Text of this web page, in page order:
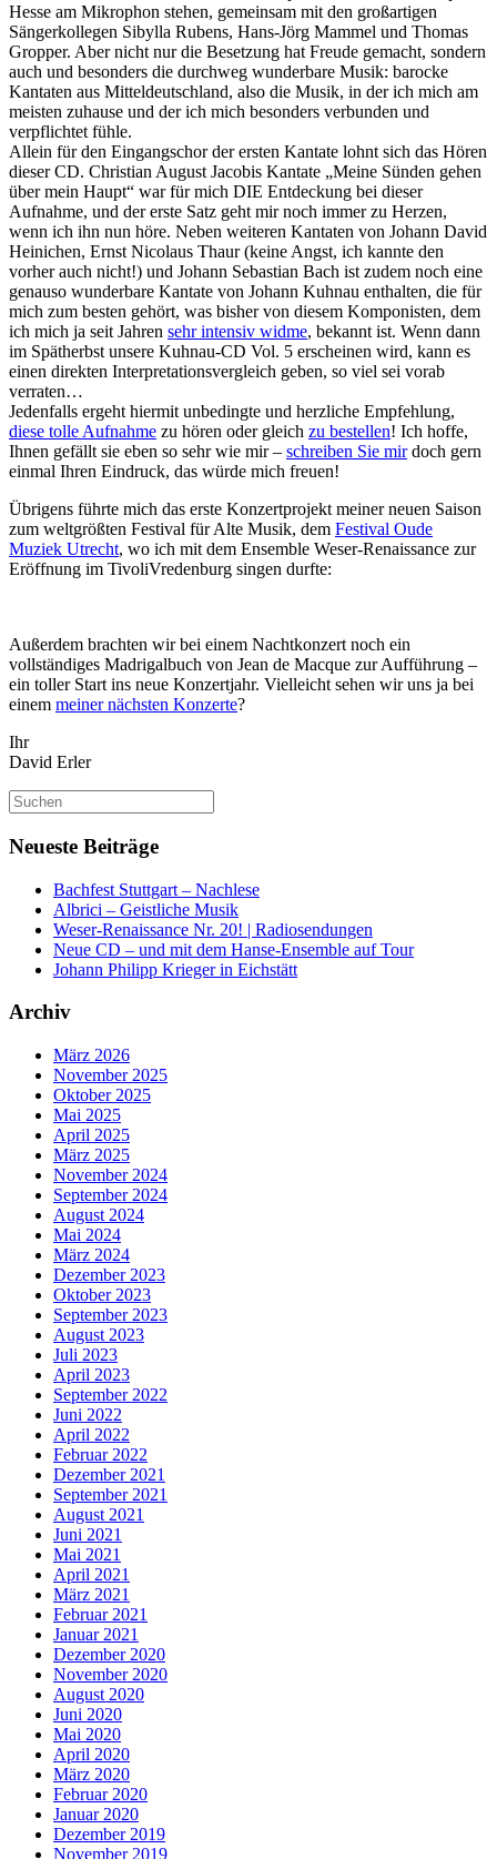
Hesse am Mikrophon stehen, gemeinsam mit den großartigen
Sängerkollegen Sibylla Rubens, Hans-Jörg Mammel und Thomas
Gropper. Aber nicht nur die Besetzung hat Freude gemacht, sondern
auch und besonders die durchweg wunderbare Musik: barocke
Kantaten aus Mitteldeutschland, also die Musik, in der ich mich am
meisten zuhause und der ich mich besonders verbunden und
verpflichtet fühle.
Allein für den Eingangschor der ersten Kantate lohnt sich das Hören
dieser CD. Christian August Jacobis Kantate „Meine Sünden gehen
über mein Haupt“ war für mich DIE Entdeckung bei dieser
Aufnahme, und der erste Satz geht mir noch immer zu Herzen,
wenn ich ihn nun höre. Neben weiteren Kantaten von Johann David
Heinichen, Ernst Nicolaus Thaur (keine Angst, ich kannte den
vorher auch nicht!) und Johann Sebastian Bach ist zudem noch eine
genauso wunderbare Kantate von Johann Kuhnau enthalten, die für
mich zum besten gehört, was bisher von diesem Komponisten, dem
ich mich ja seit Jahren sehr intensiv widme, bekannt ist. Wenn dann
im Spätherbst unsere Kuhnau-CD Vol. 5 erscheinen wird, kann es
einen direkten Interpretationsvergleich geben, so viel sei vorab
verraten…
Jedenfalls ergeht hiermit unbedingte und herzliche Empfehlung,
diese tolle Aufnahme zu hören oder gleich zu bestellen! Ich hoffe,
Ihnen gefällt sie eben so sehr wie mir – schreiben Sie mirdoch gern
einmal Ihren Eindruck, das würde mich freuen!
Übrigens führte mich das erste Konzertprojekt meiner neuen Saison
zum weltgrößten Festival für Alte Musik, dem Festival Oude
Muziek Utrecht, wo ich mit dem Ensemble Weser-Renaissance zur
Eröffnung im TivoliVredenburg singen durfte:
Außerdem brachten wir bei einem Nachtkonzert noch ein
vollständiges Madrigalbuch von Jean de Macque zur Aufführung –
ein toller Start ins neue Konzertjahr. Vielleicht sehen wir uns ja bei
einem meiner nächsten Konzerte?
Ihr
David Erler
Suchen
nach:
Neueste Beiträge
Bachfest Stuttgart – Nachlese
Albrici – Geistliche Musik
Weser-Renaissance Nr. 20! | Radiosendungen
Neue CD – und mit dem Hanse-Ensemble auf Tour
Johann Philipp Krieger in Eichstätt
Archiv
März 2026
November 2025
Oktober 2025
Mai 2025
April 2025
März 2025
November 2024
September 2024
August 2024
Mai 2024
März 2024
Dezember 2023
Oktober 2023
September 2023
August 2023
Juli 2023
April 2023
September 2022
Juni 2022
April 2022
Februar 2022
Dezember 2021
September 2021
August 2021
Juni 2021
Mai 2021
April 2021
März 2021
Februar 2021
Januar 2021
Dezember 2020
November 2020
August 2020
Juni 2020
Mai 2020
April 2020
März 2020
Februar 2020
Januar 2020
Dezember 2019
November 2019